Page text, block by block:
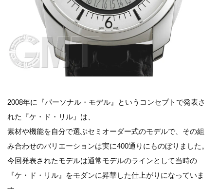
2008年に『パーソナル・モデル』というコンセプトで発表さ
れた『ケ・ド・リル』は、
素材や機能を自分で選ぶセミオーダー式のモデルで、その組
み合わせのバリエーションは実に400通りにものぼりました。
今回発表されたモデルは通常モデルのラインとして当時の
『ケ・ド・リル』をモダンに昇華した仕上がりになっていま